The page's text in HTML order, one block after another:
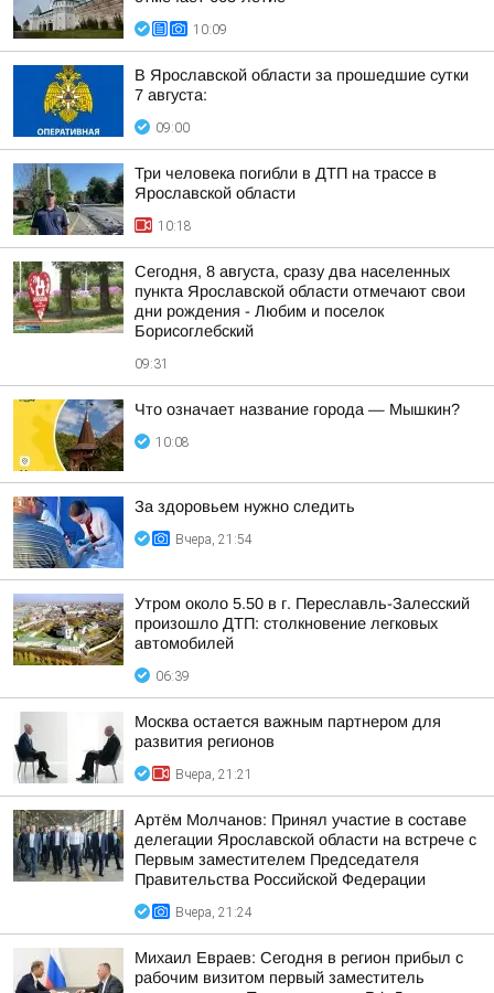
10:09
В Ярославской области за прошедшие сутки
7 августа:
09:00
Три человека погибли в ДТП на трассе в
Ярославской области
10:18
Сегодня, 8 августа, сразу два населенных
пункта Ярославской области отмечают свои
дни рождения - Любим и поселок
Борисоглебский
09:31
Что означает название города — Мышкин?
10:08
За здоровьем нужно следить
Вчера, 21:54
Утром около 5.50 в г. Переславль-Залесский
произошло ДТП: столкновение легковых
автомобилей
06:39
Москва остается важным партнером для
развития регионов
Вчера, 21:21
Артём Молчанов: Принял участие в составе
делегации Ярославской области на встрече с
Первым заместителем Председателя
Правительства Российской Федерации
Вчера, 21:24
Михаил Евраев: Сегодня в регион прибыл с
рабочим визитом первый заместитель